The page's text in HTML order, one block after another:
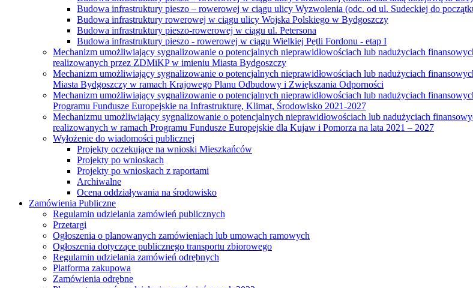
Budowa infrastruktury pieszo – rowerowej w ciągu ulicy Wyzwolenia (odc. od ul. Sudeckiej do
Budowa infrastruktury rowerowej w ciągu ulicy Wojska Polskiego w Bydgoszczy
Budowa infrastruktury pieszo-rowerowej w ciągu ul. Petersona
Budowa infrastruktury pieszo - rowerowej w ciągu Wielkiej Pętli Fordonu - etap I
Mechanizm umożliwiający sygnalizowanie o potencjalnych nieprawidłowościach lub nadużyciach
realizowanych przez ZDMiKP w imieniu Miasta Bydgoszczy
Mechanizm umożliwiający sygnalizowanie o potencjalnych nieprawidłowościach lub nadużyciach
Miasta Bydgoszczy w ramach Krajowego Planu Odbudowy i Zwiększania Odporności
Mechanizm umożliwiający sygnalizowanie o potencjalnych nieprawidłowościach lub nadużyciach
Programu Fundusze Europejskie na Infrastrukturę, Klimat, Środowisko 2021-2027
Mechanizmu umożliwiający sygnalizowanie o potencjalnych nieprawidłowościach lub nadużyciach
realizowanych w ramach Programu Fundusze Europejskie dla Kujaw i Pomorza na lata 2021 – 2027
Wyłożenie do wiadomości publicznej
Projekty oczekujące na wnioski Mieszkańców
Projekty po wnioskach
Projekty po wnioskach z raportami
Archiwalne
Ocena oddziaływania na środowisko
Zamówienia Publiczne
Regulamin udzielania zamówień publicznych
Przetargi
Ogłoszenia o planowanych zamówieniach lub umowach ramowych
Ogłoszenia dotyczące publicznego transportu zbiorowego
Regulamin udzielania zamówień odrębnych
Platforma zakupowa
Zamówienia odrębne